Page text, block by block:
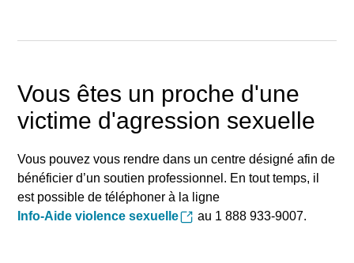
Vous êtes un proche d'une
victime d'agression sexuelle
Vous pouvez vous rendre dans un centre désigné afin de
bénéficier d’un soutien professionnel. En tout temps, il
est possible de téléphoner à la ligne
Info-Aide violence sexuelle
au 1 888 933-9007.